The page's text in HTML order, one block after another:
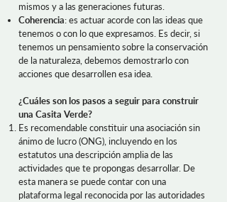
mismos y a las generaciones futuras.
Coherencia: es actuar acorde con las ideas que
tenemos o con lo que expresamos. Es decir, si
tenemos un pensamiento sobre la conservación
de la naturaleza, debemos demostrarlo con
acciones que desarrollen esa idea.
¿Cuáles son los pasos a seguir para construir
una Casita Verde?
Es recomendable constituir una asociación sin
ánimo de lucro (ONG), incluyendo en los
estatutos una descripción amplia de las
actividades que te propongas desarrollar. De
esta manera se puede contar con una
plataforma legal reconocida por las autoridades